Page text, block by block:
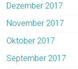
Dezember 2017
November 2017
Oktober 2017
September 2017